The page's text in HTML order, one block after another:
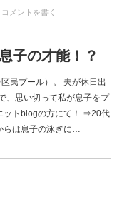
コメントを書く
子の才能！？
民プール）。 夫が休日出
、思い切って私が息子をプ
ットblogの方にて！ ⇒20代
らは息子の泳ぎに…